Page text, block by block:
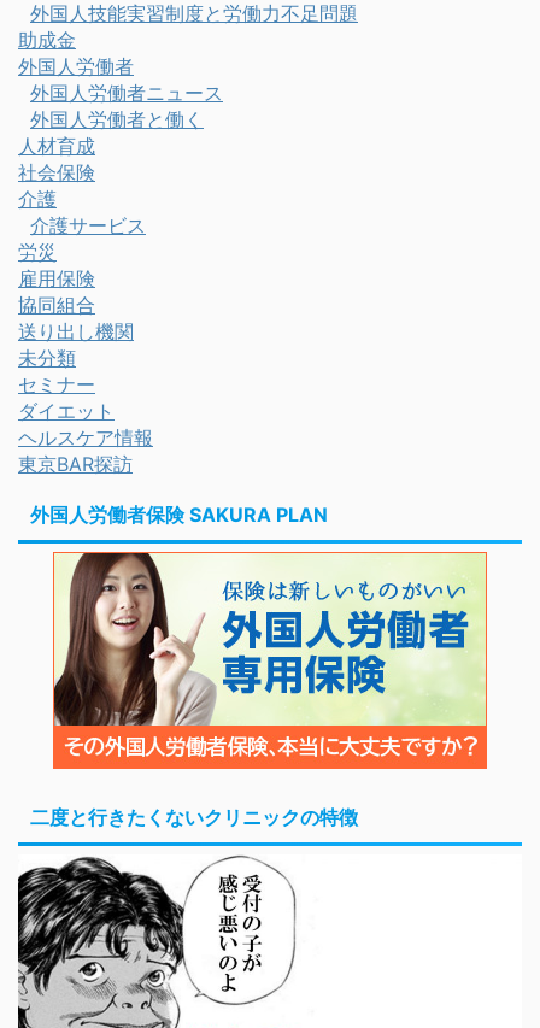
外国人技能実習制度と労働力不足問題
助成金
外国人労働者
外国人労働者ニュース
外国人労働者と働く
人材育成
社会保険
介護
介護サービス
労災
雇用保険
協同組合
送り出し機関
未分類
セミナー
ダイエット
ヘルスケア情報
東京BAR探訪
外国人労働者保険 SAKURA PLAN
二度と行きたくないクリニックの特徴